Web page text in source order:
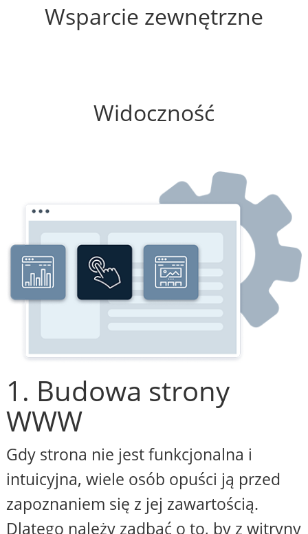
Wsparcie zewnętrzne
Widoczność
1. Budowa strony
WWW
Gdy strona nie jest funkcjonalna i
intuicyjna, wiele osób opuści ją przed
zapoznaniem się z jej zawartością.
Dlatego należy zadbać o to, by z witryny